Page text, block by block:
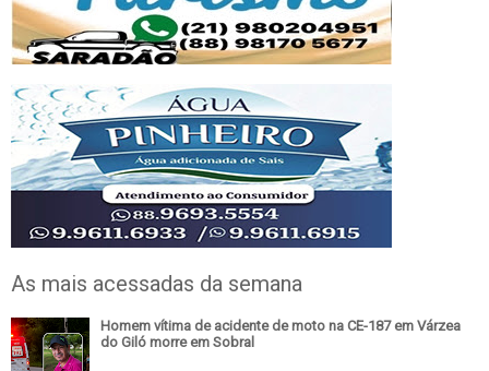
As mais acessadas da semana
Homem vítima de acidente de moto na CE-187 em Várzea
do Giló morre em Sobral